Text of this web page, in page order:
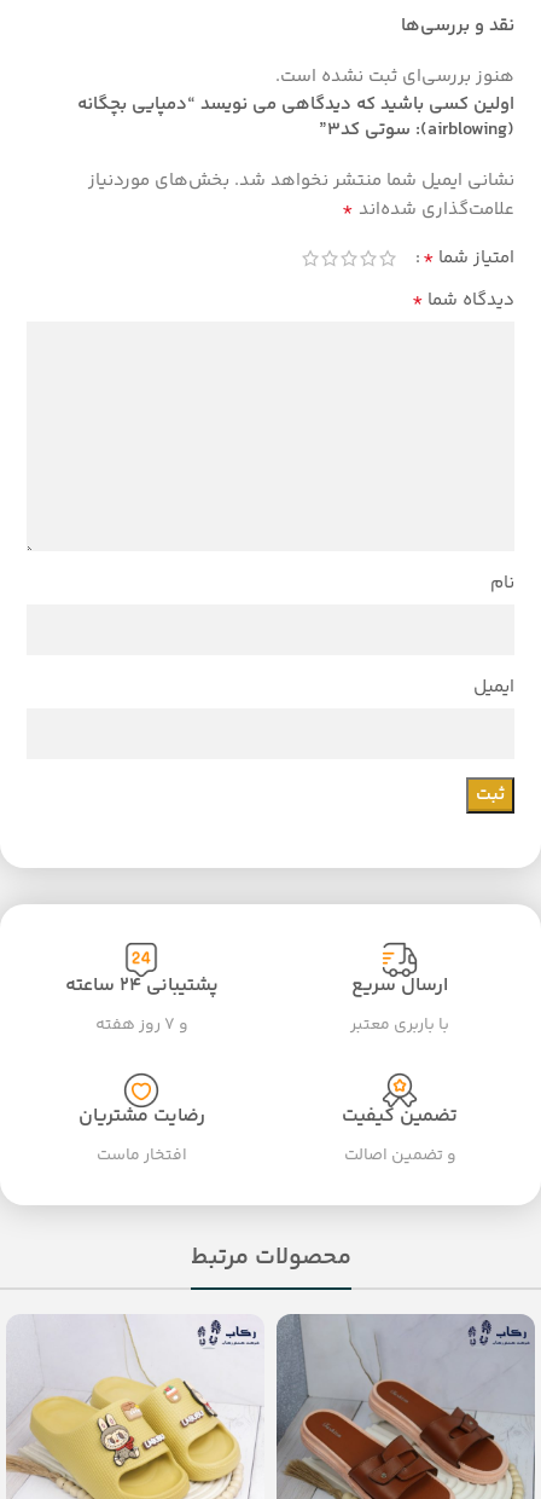
نقد و بررسی‌ها
هنوز بررسی‌ای ثبت نشده است.
اولین کسی باشید که دیدگاهی می نویسد “دمپایی بچگانه
(airblowing): سوتی کد3”
نشانی ایمیل شما منتشر نخواهد شد. بخش‌های موردنیاز
علامت‌گذاری شده‌اند *
امتیاز شما *
دیدگاه شما *
نام
ایمیل
ارسال سریع
با باربری معتبر
پشتیبانی ۲۴ ساعته
و ۷ روز هفته
تضمین کیفیت
و تضمین اصالت
رضایت مشتریان
افتخار ماست
محصولات مرتبط